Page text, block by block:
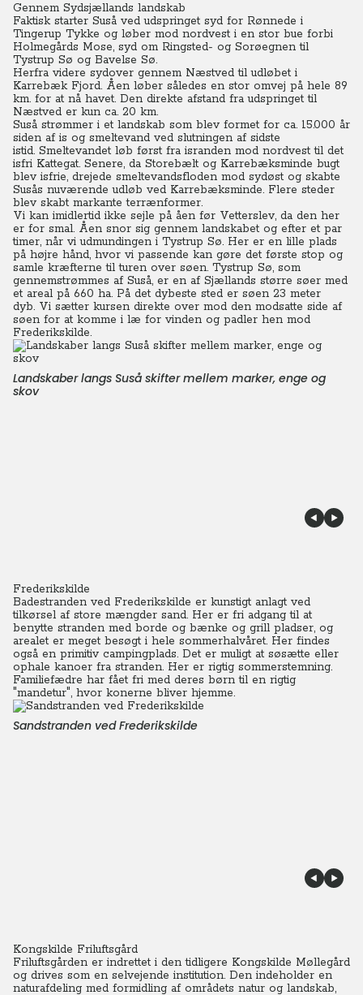
Gennem Sydsjællands landskab
Faktisk starter Suså ved udspringet syd for Rønnede i
Tingerup Tykke og løber mod nordvest i en stor bue forbi
Holmegårds Mose, syd om Ringsted- og Sorøegnen til
Tystrup Sø og Bavelse Sø.
Herfra videre sydover gennem Næstved til udløbet i
Karrebæk Fjord. Åen løber således en stor omvej på hele 89
km. for at nå havet. Den direkte afstand fra udspringet til
Næstved er kun ca. 20 km.
Suså strømmer i et landskab som blev formet for ca. 15.000 år
siden af is og smeltevand ved slutningen af sidste
istid. Smeltevandet løb først fra isranden mod nordvest til det
isfri Kattegat. Senere, da Storebælt og Karrebæksminde bugt
blev isfrie, drejede smeltevandsfloden mod sydøst og skabte
Susås nuværende udløb ved Karrebæksminde. Flere steder
blev skabt markante terrænformer.
Vi kan imidlertid ikke sejle på åen før Vetterslev, da den her
er for smal. Åen snor sig gennem landskabet og efter et par
timer, når vi udmundingen i Tystrup Sø. Her er en lille plads
på højre hånd, hvor vi passende kan gøre det første stop og
samle kræfterne til turen over søen. Tystrup Sø, som
gennemstrømmes af Suså, er en af Sjællands større søer med
et areal på 660 ha. På det dybeste sted er søen 23 meter
dyb. Vi sætter kursen direkte over mod den modsatte side af
søen for at komme i læ for vinden og padler hen mod
Frederikskilde.
Landskaber langs Suså skifter mellem marker, enge og
skov
Frederikskilde
Badestranden ved Frederikskilde er kunstigt anlagt ved
tilkørsel af store mængder sand. Her er fri adgang til at
benytte stranden med borde og bænke og grill pladser, og
arealet er meget besøgt i hele sommerhalvåret. Her findes
også en primitiv campingplads. Det er muligt at søsætte eller
ophale kanoer fra stranden. Her er rigtig sommerstemning.
Familiefædre har fået fri med deres børn til en rigtig
"mandetur", hvor konerne bliver hjemme.
Sandstranden ved Frederikskilde
Kongskilde Friluftsgård
Friluftsgården er indrettet i den tidligere Kongskilde Møllegård
og drives som en selvejende institution. Den indeholder en
naturafdeling med formidling af områdets natur og landskab,